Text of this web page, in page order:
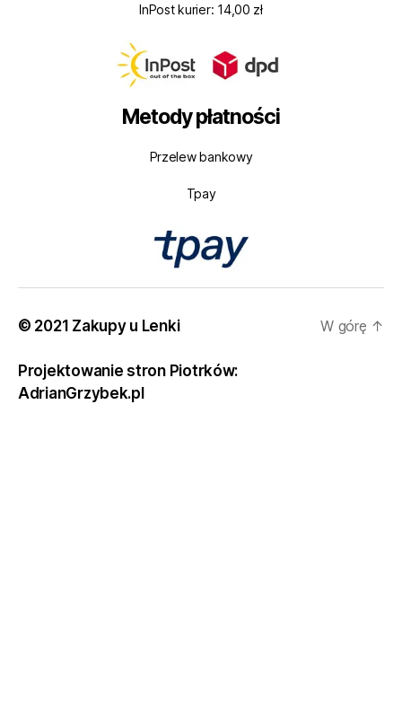
InPost kurier: 14,00 zł
Metody płatności
Przelew bankowy
Tpay
© 2021 Zakupy u Lenki
Projektowanie stron Piotrków:
AdrianGrzybek.pl
W górę ↑